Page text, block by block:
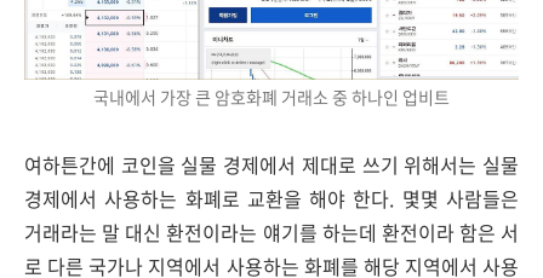
국내에서 가장 큰 암호화폐 거래소 중 하나인 업비트
여하튼간에 코인을 실물 경제에서 제대로 쓰기 위해서는 실물
경제에서 사용하는 화폐로 교환을 해야 한다. 몇몇 사람들은
거래라는 말 대신 환전이라는 얘기를 하는데 환전이라 함은 서
로 다른 국가나 지역에서 사용하는 화폐를 해당 지역에서 사용